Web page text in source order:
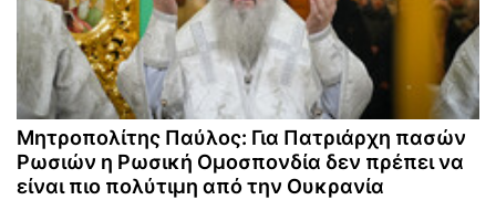
Μητροπολίτης Παύλος: Για Πατριάρχη πασών
Ρωσιών η Ρωσική Ομοσπονδία δεν πρέπει να
είναι πιο πολύτιμη από την Ουκρανία